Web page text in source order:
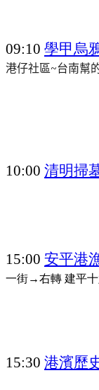
09:10 學甲烏
港仔社區~台南幫
10:00 清明掃
15:00 安平港
一街→右轉 建平
15:30 港濱歷